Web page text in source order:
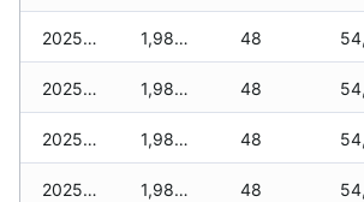
2025-12-28 1,980 zł 48
2025-12-27 1,980 zł 48
2025-12-26 1,980 zł 48
2025-12-25 1,980 zł 48